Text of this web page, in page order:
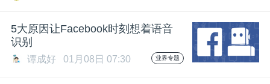
动
5大原因让Facebook时刻想着语音
识别
谭成好 01月08日 07:30 业界专题